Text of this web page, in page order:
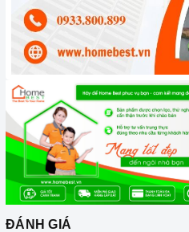
Đến với Home Best, chúng tôi tự
đa dạng các dòngmáy rửa chén
chất lượng và nguồn gốc sản
tin mang đến cho quý khách
hàng tận tâm và chính sách
nhất.
Xem thêm tại đây:
ĐÁNH GIÁ